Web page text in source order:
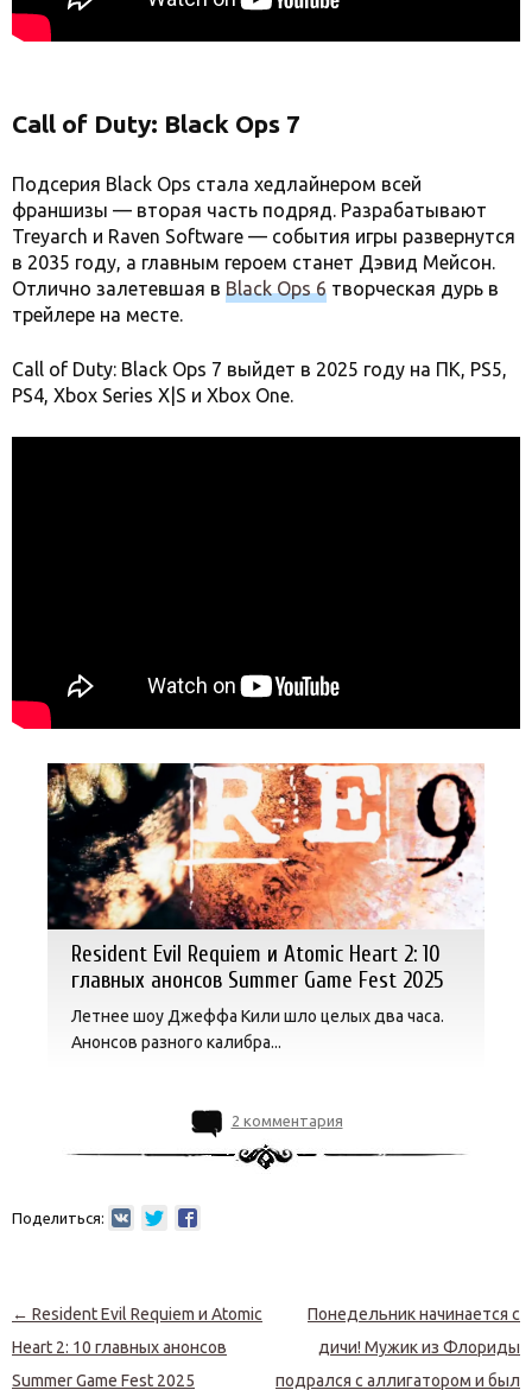
Call of Duty: Black Ops 7
Подсерия Black Ops стала хедлайнером всей
франшизы — вторая часть подряд. Разрабатывают
Treyarch и Raven Software — события игры развернутся
в 2035 году, а главным героем станет Дэвид Мейсон.
Отлично залетевшая в Black Ops 6 творческая дурь в
трейлере на месте.
Call of Duty: Black Ops 7 выйдет в 2025 году на ПК, PS5,
PS4, Xbox Series X|S и Xbox One.
Resident Evil Requiem и Atomic Heart 2: 10
главных анонсов Summer Game Fest 2025
Летнее шоу Джеффа Кили шло целых два часа.
Анонсов разного калибра...
2 комментария
Поделиться:
Навигация по записям
← Resident Evil Requiem и Atomic
Heart 2: 10 главных анонсов
Summer Game Fest 2025
Понедельник начинается с
дичи! Мужик из Флориды
подрался с аллигатором и был